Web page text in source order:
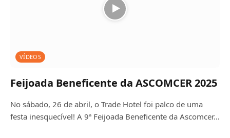
VÍDEOS
Feijoada Beneficente da ASCOMCER 2025
No sábado, 26 de abril, o Trade Hotel foi palco de uma
festa inesquecível! A 9ª Feijoada Beneficente da Ascomcer…